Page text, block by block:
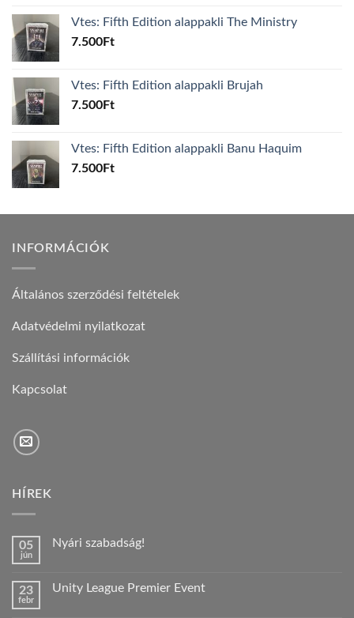
Vtes: Fifth Edition alappakli The Ministry
7.500Ft
Vtes: Fifth Edition alappakli Brujah
7.500Ft
Vtes: Fifth Edition alappakli Banu Haquim
7.500Ft
INFORMÁCIÓK
Általános szerződési feltételek
Adatvédelmi nyilatkozat
Szállítási információk
Kapcsolat
HÍREK
05
jún
Nyári szabadság!
Nyári
23
febr
Unity League Premier Event